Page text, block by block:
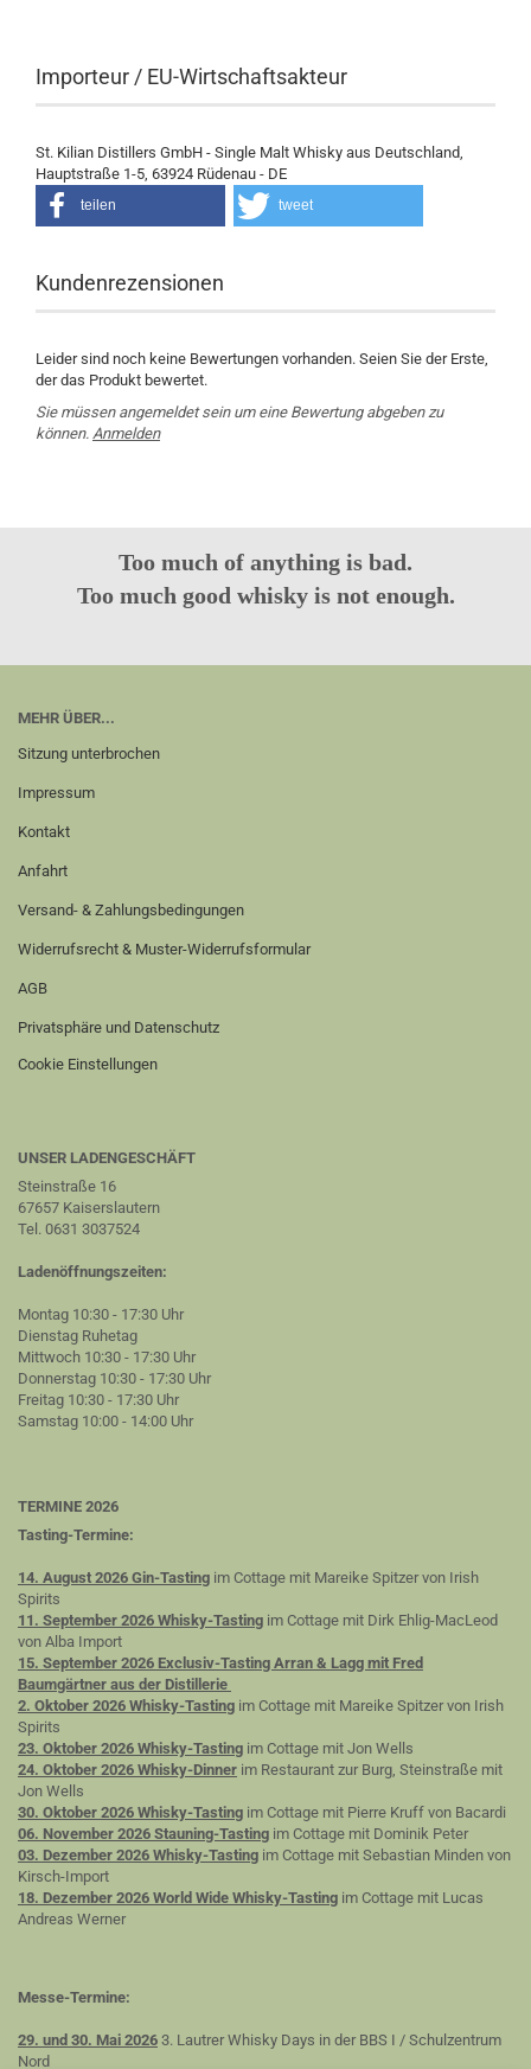
Importeur / EU-Wirtschaftsakteur
St. Kilian Distillers GmbH - Single Malt Whisky aus Deutschland,
Hauptstraße 1-5, 63924 Rüdenau - DE
teilen tweet
Kundenrezensionen
Leider sind noch keine Bewertungen vorhanden. Seien Sie der Erste,
der das Produkt bewertet.
Sie müssen angemeldet sein um eine Bewertung abgeben zu
können. Anmelden
Too much of anything is bad.
Too much good whisky is not enough.
MEHR ÜBER...
Sitzung unterbrochen
Impressum
Kontakt
Anfahrt
Versand- & Zahlungsbedingungen
Widerrufsrecht & Muster-Widerrufsformular
AGB
Privatsphäre und Datenschutz
Cookie Einstellungen
UNSER LADENGESCHÄFT
Steinstraße 16
67657 Kaiserslautern
Tel. 0631 3037524
Ladenöffnungszeiten:
Montag 10:30 - 17:30 Uhr
Dienstag Ruhetag
Mittwoch 10:30 - 17:30 Uhr
Donnerstag 10:30 - 17:30 Uhr
Freitag 10:30 - 17:30 Uhr
Samstag 10:00 - 14:00 Uhr
TERMINE 2026
Tasting-Termine:
14. August 2026 Gin-Tasting im Cottage mit Mareike Spitzer von Irish
Spirits
11. September 2026 Whisky-Tasting im Cottage mit Dirk Ehlig-MacLeod
von Alba Import
15. September 2026 Exclusiv-Tasting Arran & Lagg mit Fred
Baumgärtner aus der Distillerie
2. Oktober 2026 Whisky-Tasting im Cottage mit Mareike Spitzer von Irish
Spirits
23. Oktober 2026 Whisky-Tasting im Cottage mit Jon Wells
24. Oktober 2026 Whisky-Dinner im Restaurant zur Burg, Steinstraße mit
Jon Wells
30. Oktober 2026 Whisky-Tasting im Cottage mit Pierre Kruff von Bacardi
06. November 2026 Stauning-Tasting im Cottage mit Dominik Peter
03. Dezember 2026 Whisky-Tasting im Cottage mit Sebastian Minden von
Kirsch-Import
18. Dezember 2026 World Wide Whisky-Tasting im Cottage mit Lucas
Andreas Werner
Messe-Termine:
29. und 30. Mai 2026 3. Lautrer Whisky Days in der BBS I / Schulzentrum
Nord